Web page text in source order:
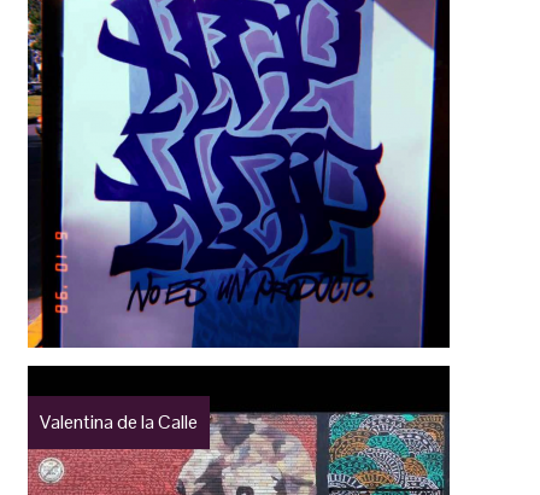
Valentina de la Calle